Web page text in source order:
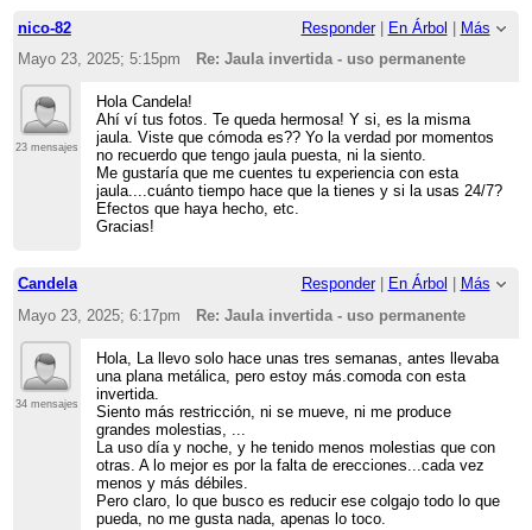
nico-82 Responder| En Árbol | Más
Mayo 23, 2025; 5:15pm
Re: Jaula invertida - uso permanente
23 mensajes
Hola Candela!
Ahí ví tus fotos. Te queda hermosa! Y si, es la misma
jaula. Viste que cómoda es?? Yo la verdad por momentos
no recuerdo que tengo jaula puesta, ni la siento.
Me gustaría que me cuentes tu experiencia con esta
jaula....cuánto tiempo hace que la tienes y si la usas 24/7?
Efectos que haya hecho, etc.
Gracias!
Candela Responder| En Árbol
Más
Mayo 23, 2025; 6:17pm
Re: Jaula invertida - uso permanente
34 mensajes
Hola, La llevo solo hace unas tres semanas, antes llevaba
una plana metálica, pero estoy más.comoda con esta
invertida.
Siento más restricción, ni se mueve, ni me produce
grandes molestias, ...
La uso día y noche, y he tenido menos molestias que con
otras. A lo mejor es por la falta de erecciones...cada vez
menos y más débiles.
Pero claro, lo que busco es reducir ese colgajo todo lo que
pueda, no me gusta nada, apenas lo toco.